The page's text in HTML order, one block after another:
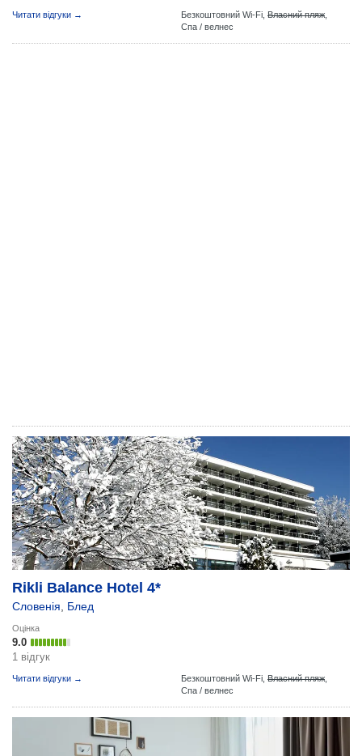
Читати відгуки → Безкоштовний Wi-Fi, Власний пляж
Спа / велнес
Rikli Balance Hotel 4*
Словенія Блед
Оцінка
9.0
1 відгук
Читати відгуки → Безкоштовний Wi-Fi, Власний пляж
Спа / велнес